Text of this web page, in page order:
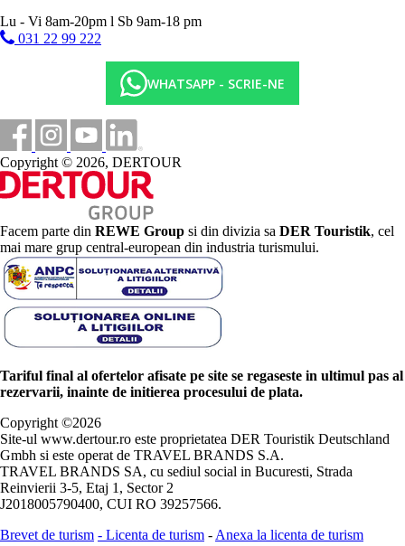
Lu - Vi 8am-20pm l Sb 9am-18 pm
031 22 99 222
WHATSAPP - SCRIE-NE
Copyright © 2026, DERTOUR
Facem parte din REWE Group si din divizia sa DER Touristik, cel
mai mare grup central-european din industria turismului.
Tariful final al ofertelor afisate pe site se regaseste in ultimul pas al
rezervarii, inainte de initierea procesului de plata.
Copyright ©2026
Site-ul www.dertour.ro este proprietatea DER Touristik Deutschland
Gmbh si este operat de TRAVEL BRANDS S.A.
TRAVEL BRANDS SA, cu sediul social in Bucuresti, Strada
Reinvierii 3-5, Etaj 1, Sector 2
J2018005790400, CUI RO 39257566.
Brevet de turism - Licenta de turism - Anexa la licenta de turism